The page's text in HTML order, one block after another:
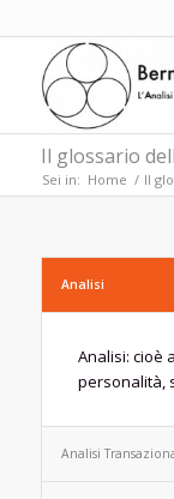
Il glossario
Sei in: Home / Il
Analisi
Analisi: cioè
personalità,
Analisi